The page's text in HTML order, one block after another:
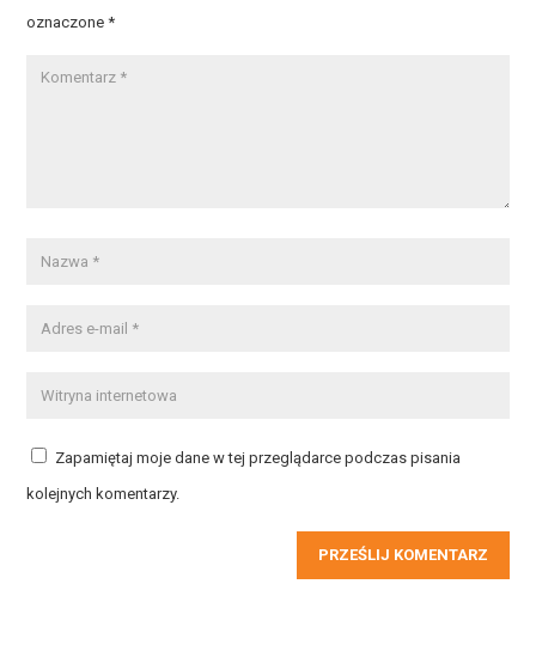
oznaczone*
Zapamiętaj moje dane w tej przeglądarce podczas pisania
kolejnych komentarzy.
PRZEŚLIJ KOMENTARZ